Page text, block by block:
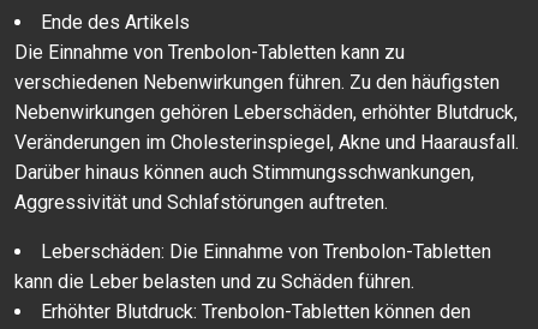
Ende des Artikels
Die Einnahme von Trenbolon-Tabletten kann zu
verschiedenen Nebenwirkungen führen. Zu den häufigsten
Nebenwirkungen gehören Leberschäden, erhöhter Blutdruck,
Veränderungen im Cholesterinspiegel, Akne und Haarausfall.
Darüber hinaus können auch Stimmungsschwankungen,
Aggressivität und Schlafstörungen auftreten.
Leberschäden: Die Einnahme von Trenbolon-Tabletten
kann die Leber belasten und zu Schäden führen.
Erhöhter Blutdruck: Trenbolon-Tabletten können den